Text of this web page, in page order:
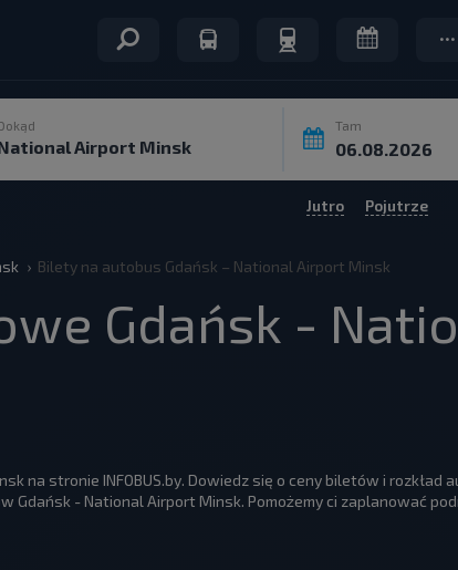
Tam
Jutro Pojutrze
Bilety na autobus Gdańsk – National Airport Minsk
Gdańsk -
na stronie INFOBUS.by. Dowiedz się o ceny biletów i rozkład
Gdańsk - National Airport Minsk. Pomożemy ci zaplanować